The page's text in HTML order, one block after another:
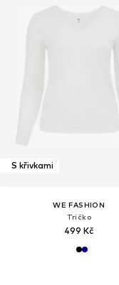
S křivkami
WE FASHION
Tričko
499 Kč